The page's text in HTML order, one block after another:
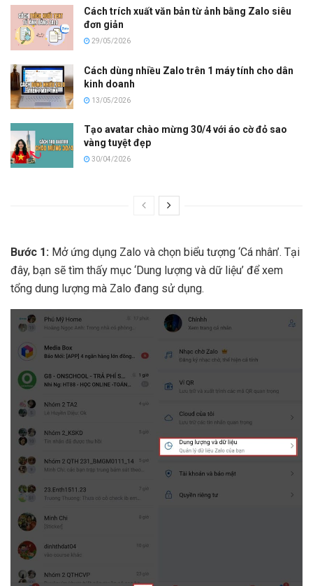
Cách trích xuất văn bản từ ảnh bằng Zalo siêu
đơn giản
29/05/2026
Cách dùng nhiều Zalo trên 1 máy tính cho dân
kinh doanh
13/05/2026
Tạo avatar chào mừng 30/4 với áo cờ đỏ sao
vàng tuyệt đẹp
30/04/2026
Bước 1: Mở ứng dụng Zalo và chọn biểu tượng ‘Cá nhân’. Tại
đây, bạn sẽ tìm thấy mục ‘Dung lượng và dữ liệu’ để xem
tổng dung lượng mà Zalo đang sử dụng.